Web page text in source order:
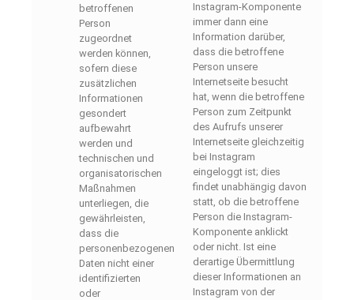
betroffenen
Person
zugeordnet
werden können,
sofern diese
zusätzlichen
Informationen
gesondert
aufbewahrt
werden und
technischen und
organisatorischen
Maßnahmen
unterliegen, die
gewährleisten,
dass die
personenbezogenen
Daten nicht einer
identifizierten
oder
Instagram-Komponente
immer dann eine
Information darüber,
dass die betroffene
Person unsere
Internetseite besucht
hat, wenn die betroffene
Person zum Zeitpunkt
des Aufrufs unserer
Internetseite gleichzeitig
bei Instagram
eingeloggt ist; dies
findet unabhängig davon
statt, ob die betroffene
Person die Instagram-
Komponente anklickt
oder nicht. Ist eine
derartige Übermittlung
dieser Informationen an
Instagram von der